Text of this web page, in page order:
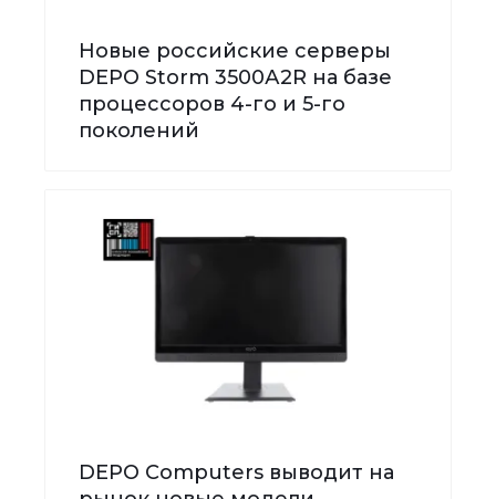
Новые российские серверы
DEPO Storm 3500А2R на базе
процессоров 4-го и 5-го
поколений
DEPO Computers выводит на